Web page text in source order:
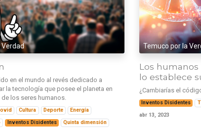
Verdad
en el mundo al revés dedicado a
la tecnología que posee el planeta en
los seres humanos.
Cultura Deporte
Energía
Inventos Disidentes
Quinta dimensión
Temuco por la
Los
lo establece
¿Cambiarías el
Inventos Disidentes
abr 13, 2023